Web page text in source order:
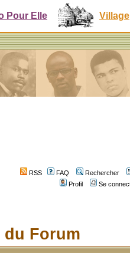
Pour Elle Village
RSS FAQ
Rechercher
Profil
Se
Forum